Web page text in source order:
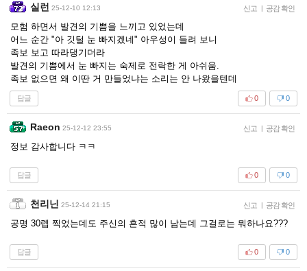
실런 25-12-10 12:13 신고 | 공감 확인
모험 하면서 발견의 기쁨을 느끼고 있었는데
어느 순간 "아 깃털 눈 빠지겠네" 아우성이 들려 보니
족보 보고 따라댕기더라
발견의 기쁨에서 눈 빠지는 숙제로 전락한 게 아쉬움.
족보 없으면 왜 이딴 거 만들었냐는 소리는 안 나왔을텐데
답글 0
0
Raeon 25-12-12 23:55 신고 | 공감 확인
정보 감사합니다 ㅋㅋ
답글 0
0
천리닌 25-12-14 21:15 신고 | 공감 확인
공명 30렙 찍었는데도 주신의 흔적 많이 남는데 그걸로는 뭐하나요???
답글 0
0